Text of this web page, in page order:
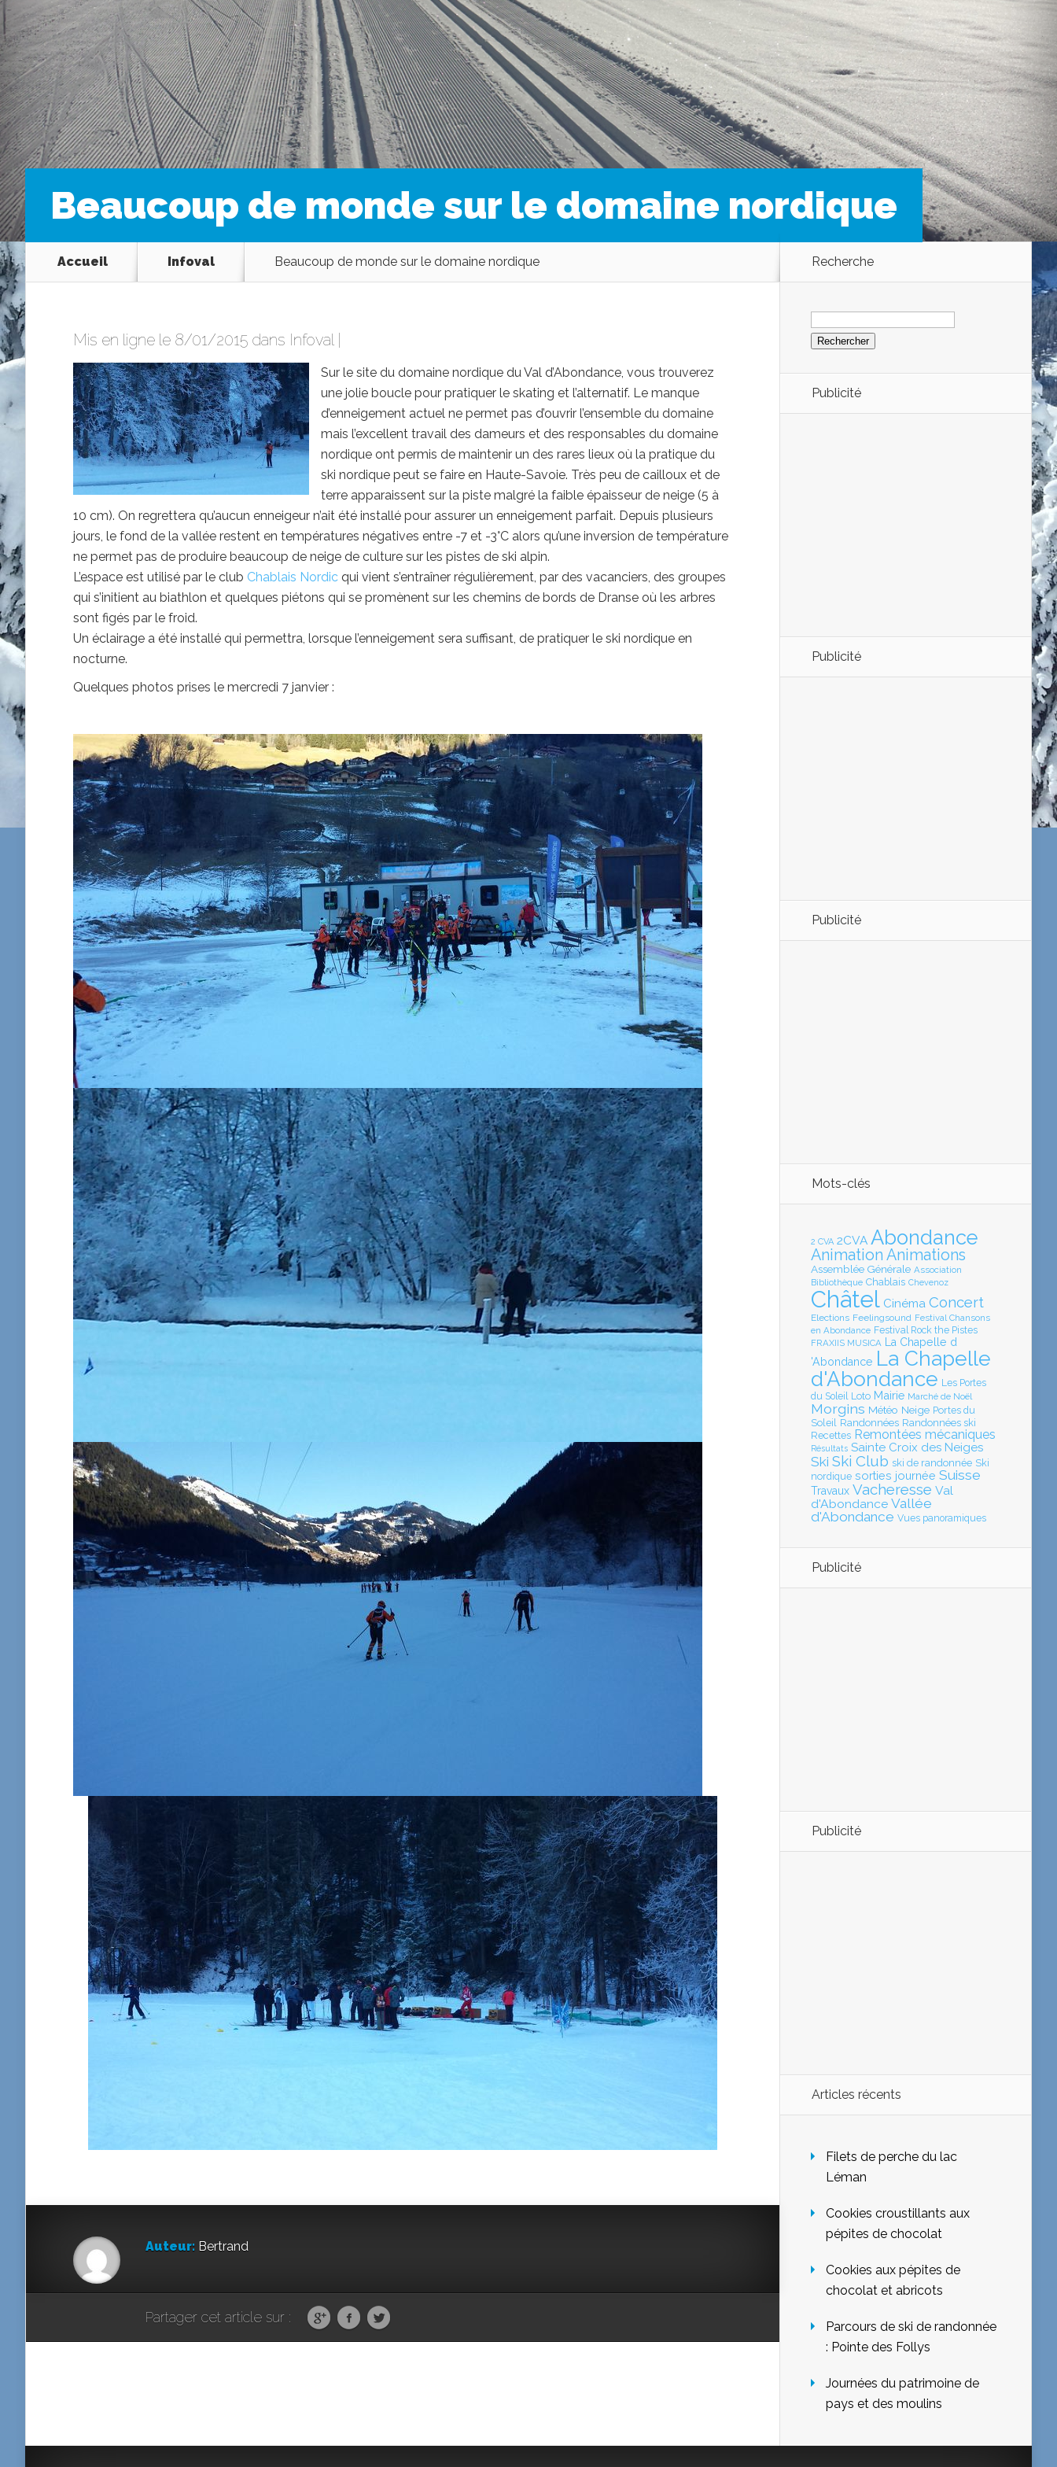
Beaucoup de monde sur le domaine nordique
Accueil Infoval Beaucoup de monde sur le domaine nordique
Mis en ligne le 8/01/2015 dans Infoval|
Sur le site du domaine nordique du Val d’Abondance, vous trouverez
une jolie boucle pour pratiquer le skating et l’alternatif. Le manque
d’enneigement actuel ne permet pas d’ouvrir l’ensemble du domaine
mais l’excellent travail des dameurs et des responsables du domaine
nordique ont permis de maintenir un des rares lieux où la pratique du
ski nordique peut se faire en Haute-Savoie. Très peu de cailloux et de
terre apparaissent sur la piste malgré la faible épaisseur de neige (5 à
10 cm). On regrettera qu’aucun enneigeur n’ait été installé pour assurer un enneigement parfait. Depuis plusieurs
jours, le fond de la vallée restent en températures négatives entre -7 et -3°C alors qu’une inversion de température
ne permet pas de produire beaucoup de neige de culture sur les pistes de ski alpin.
L’espace est utilisé par le club Chablais Nordic qui vient s’entraîner régulièrement, par des vacanciers, des groupes
qui s’initient au biathlon et quelques piétons qui se promènent sur les chemins de bords de Dranse où les arbres
sont figés par le froid.
Un éclairage a été installé qui permettra, lorsque l’enneigement sera suffisant, de pratiquer le ski nordique en
nocturne.
Quelques photos prises le mercredi 7 janvier :
Auteur: Bertrand
Partager cet article sur :
Recherche
Rechercher :
Publicité
Publicité
Publicité
Mots-clés
2 CVA 2CVA Abondance
Animation Animations
Assemblée Générale Association
Bibliothèque Chablais Chevenoz
Châtel Cinéma Concert
Elections Feelingsound Festival Chansons
en Abondance Festival Rock the Pistes
FRAXIIS MUSICA
La Chapelle d
'Abondance La Chapelle
d'Abondance Les Portes
du Soleil Loto Mairie Marché de Noël
Morgins Météo Neige Portes du
Soleil Randonnées Randonnées ski
Recettes Remontées mécaniques
Résultats Sainte Croix des Neiges
Ski Ski Club ski de randonnée Ski
nordique sorties journée Suisse
Travaux Vacheresse Val
d'Abondance Vallée
d'Abondance Vues panoramiques
Publicité
Publicité
Articles récents
Filets de perche du lac
Léman
Cookies croustillants aux
pépites de chocolat
Cookies aux pépites de
chocolat et abricots
Parcours de ski de randonnée
: Pointe des Follys
Journées du patrimoine de
pays et des moulins